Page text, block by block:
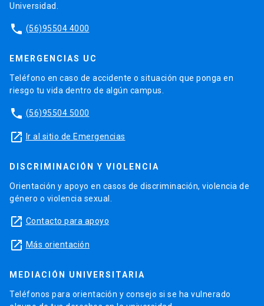
Universidad.
phone (56)95504 4000
EMERGENCIAS UC
Teléfono en caso de accidente o situación que ponga en
riesgo tu vida dentro de algún campus.
phone (56)95504 5000
launch Ir al sitio de Emergencias
DISCRIMINACIÓN Y VIOLENCIA
Orientación y apoyo en casos de discriminación, violencia de
género o violencia sexual.
launch Contacto para apoyo
launch Más orientación
MEDIACIÓN UNIVERSITARIA
Teléfonos para orientación y consejo si se ha vulnerado